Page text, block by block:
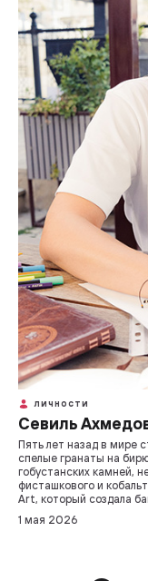
ЛИЧНОСТИ
Севиль
Пять лет назад в мире
спелые гранаты на
гобустанских камней,
фисташкового и
Art, который создала
1 мая 2026